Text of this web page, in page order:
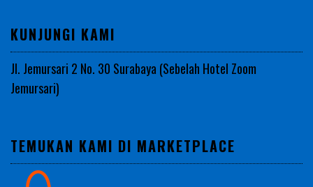
KUNJUNGI KAMI
Jl. Jemursari 2 No. 30 Surabaya (Sebelah Hotel Zoom
Jemursari)
TEMUKAN KAMI DI MARKETPLACE